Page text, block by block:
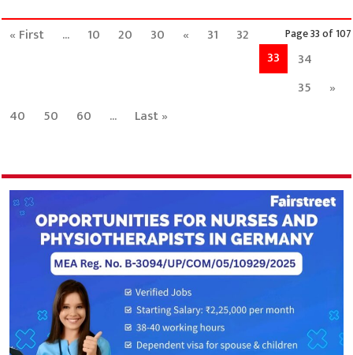
Page 33 of 107
« First ... 10 20 30 « 31
32
33
34
35
»
40
50 60 ... Last »